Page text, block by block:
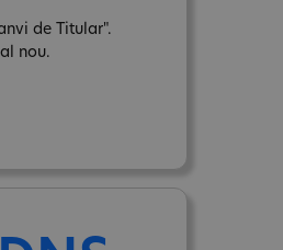
de Titular".
nou.